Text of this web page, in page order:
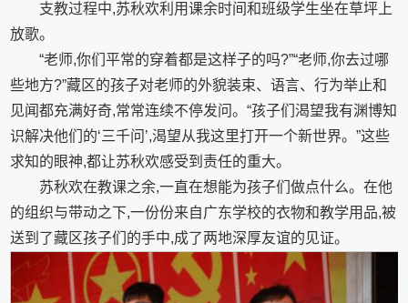
支教过程中,苏秋欢利用课余时间和班级学生坐在草坪上
放歌。
“老师,你们平常的穿着都是这样子的吗?”“老师,你去过哪
些地方?”藏区的孩子对老师的外貌装束、语言、行为举止和
见闻都充满好奇,常常连续不停发问。“孩子们渴望我有渊博知
识解决他们的‘三千问’,渴望从我这里打开一个新世界。”这些
求知的眼神,都让苏秋欢感受到责任的重大。
苏秋欢在教课之余,一直在想能为孩子们做点什么。在他
的组织与带动之下,一份份来自广东学校的衣物和教学用品,被
送到了藏区孩子们的手中,成了两地深厚友谊的见证。